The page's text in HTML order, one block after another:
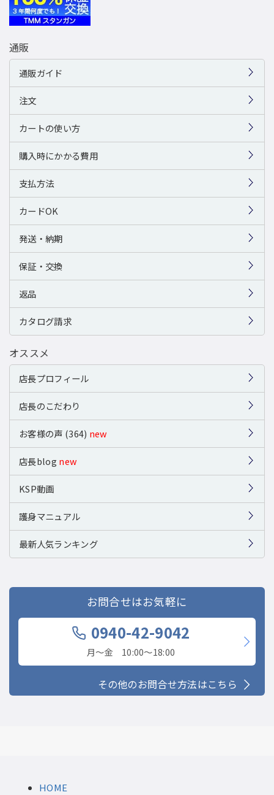
通販
通販ガイド
注文
カートの使い方
購入時にかかる費用
支払方法
カードOK
発送・納期
保証・交換
返品
カタログ請求
オススメ
店長プロフィール
店長のこだわり
お客様の声 (364) new
店長blog new
KSP動画
護身マニュアル
最新人気ランキング
お問合せはお気軽に
0940-42-9042
月〜金 10:00〜18:00
その他のお問合せ方法はこちら
HOME